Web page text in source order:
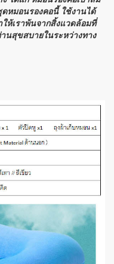
หมอนรองคอนี้ ใช้งานได้
ห้เราพ้นจากสิ้งแวดล้อมที่
นสุขสบายในระหว่างทาง